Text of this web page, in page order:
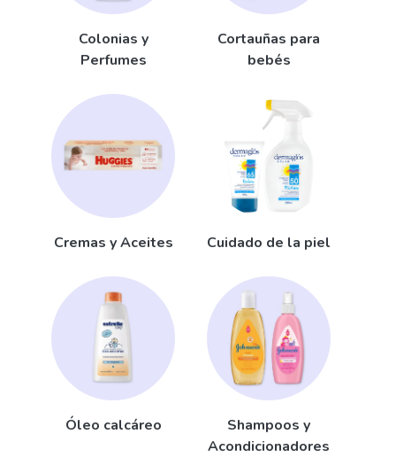
Colonias y
Perfumes
Cortauñas para
bebés
Cremas y Aceites Cuidado de la piel
Óleo calcáreo
Shampoos y
Acondicionadores